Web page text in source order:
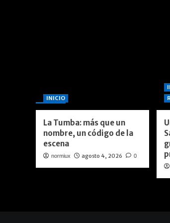
Te pueden interesar
INICIO
La Tumba: más que un
nombre, un código de la
escena
normiux agosto 4, 2026 0